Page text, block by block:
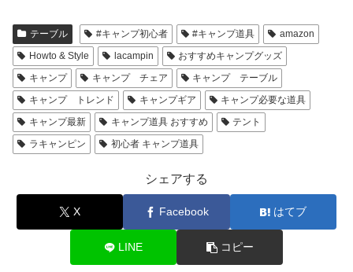
テーブル #キャンプ初心者 #キャンプ道具
amazon
Howto & Style
lacampin
おすすめキャンプグッズ
キャンプ
キャンプ チェア
キャンプ テーブル
キャンプ トレンド
キャンプギア
キャンプ必要な道具
キャンプ最新
キャンプ道具 おすすめ
テント
ラキャンピン
初心者 キャンプ道具
シェアする
X Facebook はてブ
LINE コピー